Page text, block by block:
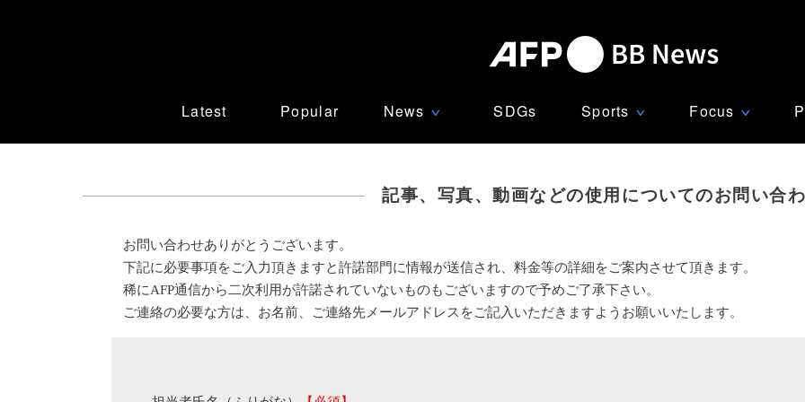
Latest Popular News ∨ SDGs Sports ∨ Focus ∨
記事、写真、動画などの使用についてのお問い合
お問い合わせありがとうございます。
下記に必要事項をご入力頂きますと許諾部門に情報が送信され、料金等の詳細をご案内させて頂きます。
稀にAFP通信から二次利用が許諾されていないものもございますので予めご了承下さい。
ご連絡の必要な方は、お名前、ご連絡先メールアドレスをご記入いただきますようお願いいたします。